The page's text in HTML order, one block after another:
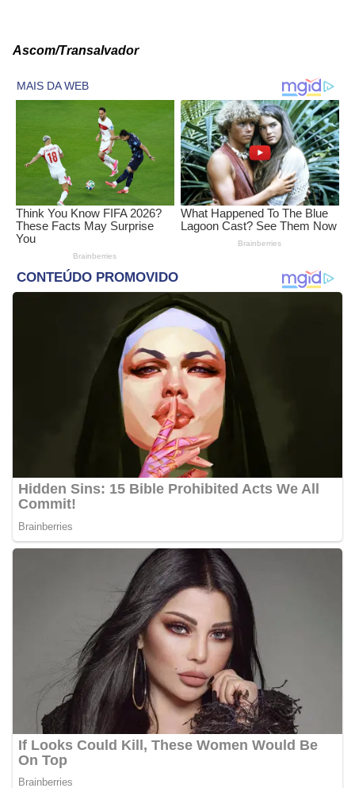
Ascom/Transalvador